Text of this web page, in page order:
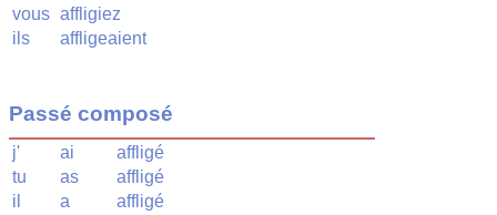
vous affligiez
ils
affligeaient
Passé composé
j' ai
affligé
tu
as
affligé
il
a
affligé